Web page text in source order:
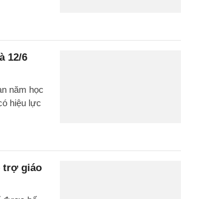
12/6
năm học
hiệu lực
trợ giáo